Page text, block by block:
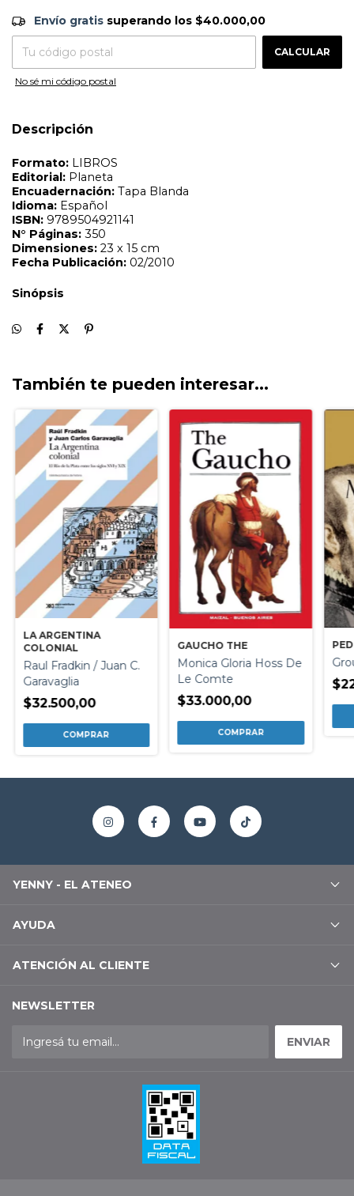
Envío gratis $40.000,00
Entregas para el CP: CAMBIAR CP
Envío gratis superando los $40.000,00
CALCULAR
No sé mi código postal
Descripción
Idioma:Español
ISBN:9789504921141
N°Páginas:350
Dimensiones:23 x 15 cm
Sinópsis
También te pueden interesar...
LA ARGENTINA
COLONIAL
Raul Fradkin / Juan C.
Garavaglia
$32.500,00
GAUCHO THE
Monica Gloria Hoss De
Le Comte
$33.000,00
YENNY - EL ATENEO
AYUDA
ATENCIÓN AL CLIENTE
NEWSLETTER